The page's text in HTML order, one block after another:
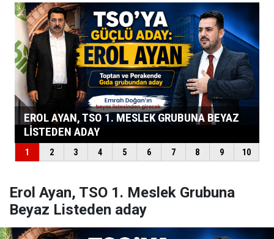
Erol Ayan, TSO 1. Meslek Grubuna
Beyaz Listeden aday